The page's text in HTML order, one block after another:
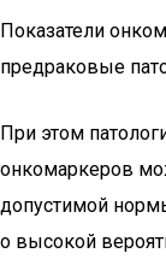
Показатели
предраковые
При этом
онкомаркеров
допустимой
о высокой